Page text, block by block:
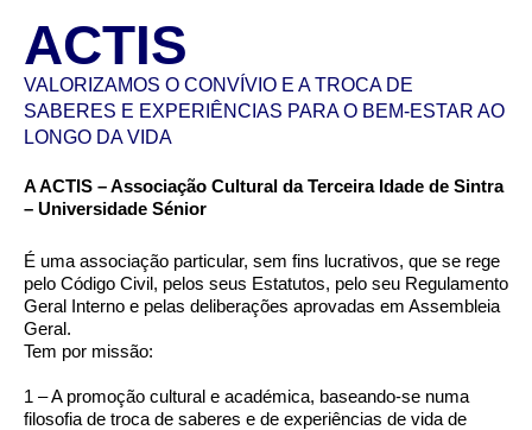
ACTIS
VALORIZAMOS O CONVÍVIO E A TROCA DE
SABERES E EXPERIÊNCIAS PARA O BEM-ESTAR AO
LONGO DA VIDA
A ACTIS – Associação Cultural da Terceira Idade de Sintra
– Universidade Sénior
É uma associação particular, sem fins lucrativos, que se rege
pelo Código Civil, pelos seus Estatutos, pelo seu Regulamento
Geral Interno e pelas deliberações aprovadas em Assembleia
Geral.
Tem por missão:
1 – A promoção cultural e académica, baseando-se numa
filosofia de troca de saberes e de experiências de vida de